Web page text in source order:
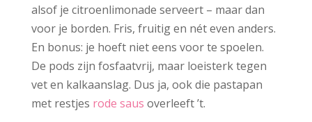
alsof je citroenlimonade serveert – maar dan
voor je borden. Fris, fruitig en nét even anders.
En bonus: je hoeft niet eens voor te spoelen.
De pods zijn fosfaatvrij, maar loeisterk tegen
vet en kalkaanslag. Dus ja, ook die pastapan
met restjes rode saus overleeft ’t.